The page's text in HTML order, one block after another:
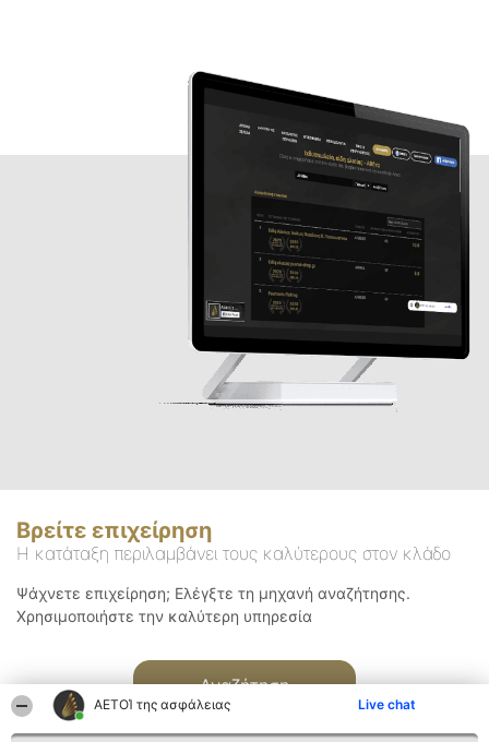
ΑΕΤΟΊ της ασφάλειας Live chat
Βρείτε επιχείρηση
Η κατάταξη περιλαμβάνει τους καλύτερους στον κλάδο
Ψάχνετε επιχείρηση; Ελέγξτε τη μηχανή αναζήτησης.
Χρησιμοποιήστε την καλύτερη υπηρεσία
Αναζήτηση